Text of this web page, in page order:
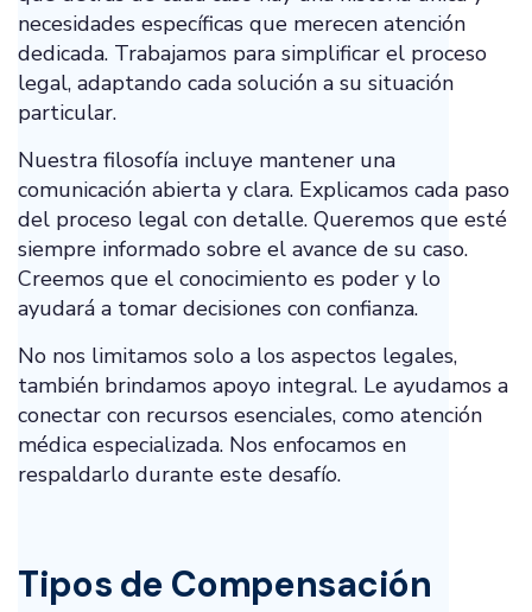
necesidades específicas que merecen atención
dedicada. Trabajamos para simplificar el proceso
legal, adaptando cada solución a su situación
particular.
Nuestra filosofía incluye mantener una
comunicación abierta y clara. Explicamos cada paso
del proceso legal con detalle. Queremos que esté
siempre informado sobre el avance de su caso.
Creemos que el conocimiento es poder y lo
ayudará a tomar decisiones con confianza.
No nos limitamos solo a los aspectos legales,
también brindamos apoyo integral. Le ayudamos a
conectar con recursos esenciales, como atención
médica especializada. Nos enfocamos en
respaldarlo durante este desafío.
Tipos de Compensación